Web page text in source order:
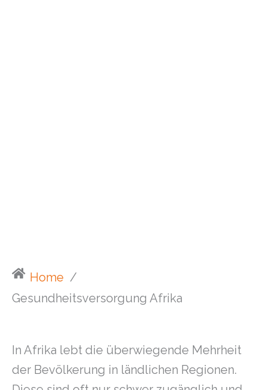
Home /
Gesundheitsversorgung Afrika
In Afrika lebt die überwiegende Mehrheit
der Bevölkerung in ländlichen Regionen.